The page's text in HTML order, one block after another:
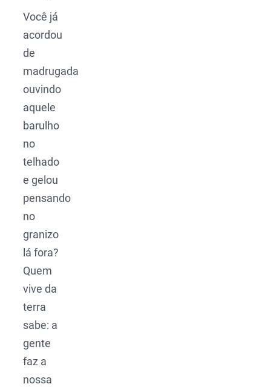
Você já
acordou
de
madrugada
ouvindo
aquele
barulho
no
telhado
e gelou
pensando
no
granizo
lá fora?
Quem
vive da
terra
sabe: a
gente
faz a
nossa